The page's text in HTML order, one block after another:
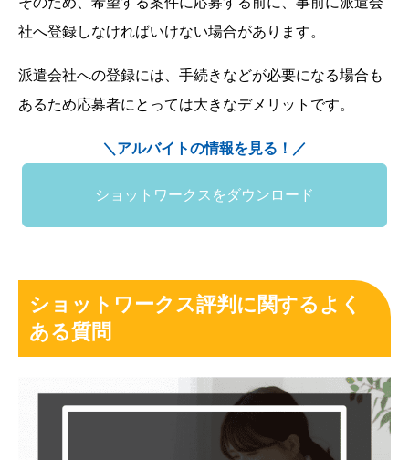
社へ登録しなければいけない場合があります。
派遣会社への登録には、手続きなどが必要になる場合も
あるため応募者にとっては大きなデメリットです。
＼アルバイトの情報を見る！／
ショットワークスをダウンロード
ショットワークス評判に関するよく
ある質問